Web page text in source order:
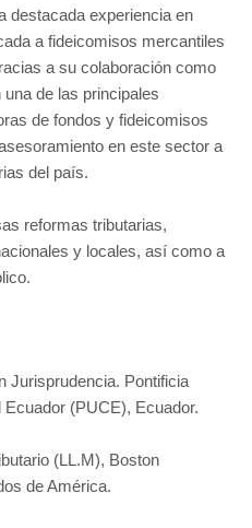
destacada experiencia en
a fideicomisos mercantiles
a su colaboración como
de las principales
de fondos y fideicomisos
en este sector a
del país.
reformas tributarias,
y locales, así como a
Jurisprudencia. Pontificia
(PUCE), Ecuador.
(LL.M), Boston
de América.